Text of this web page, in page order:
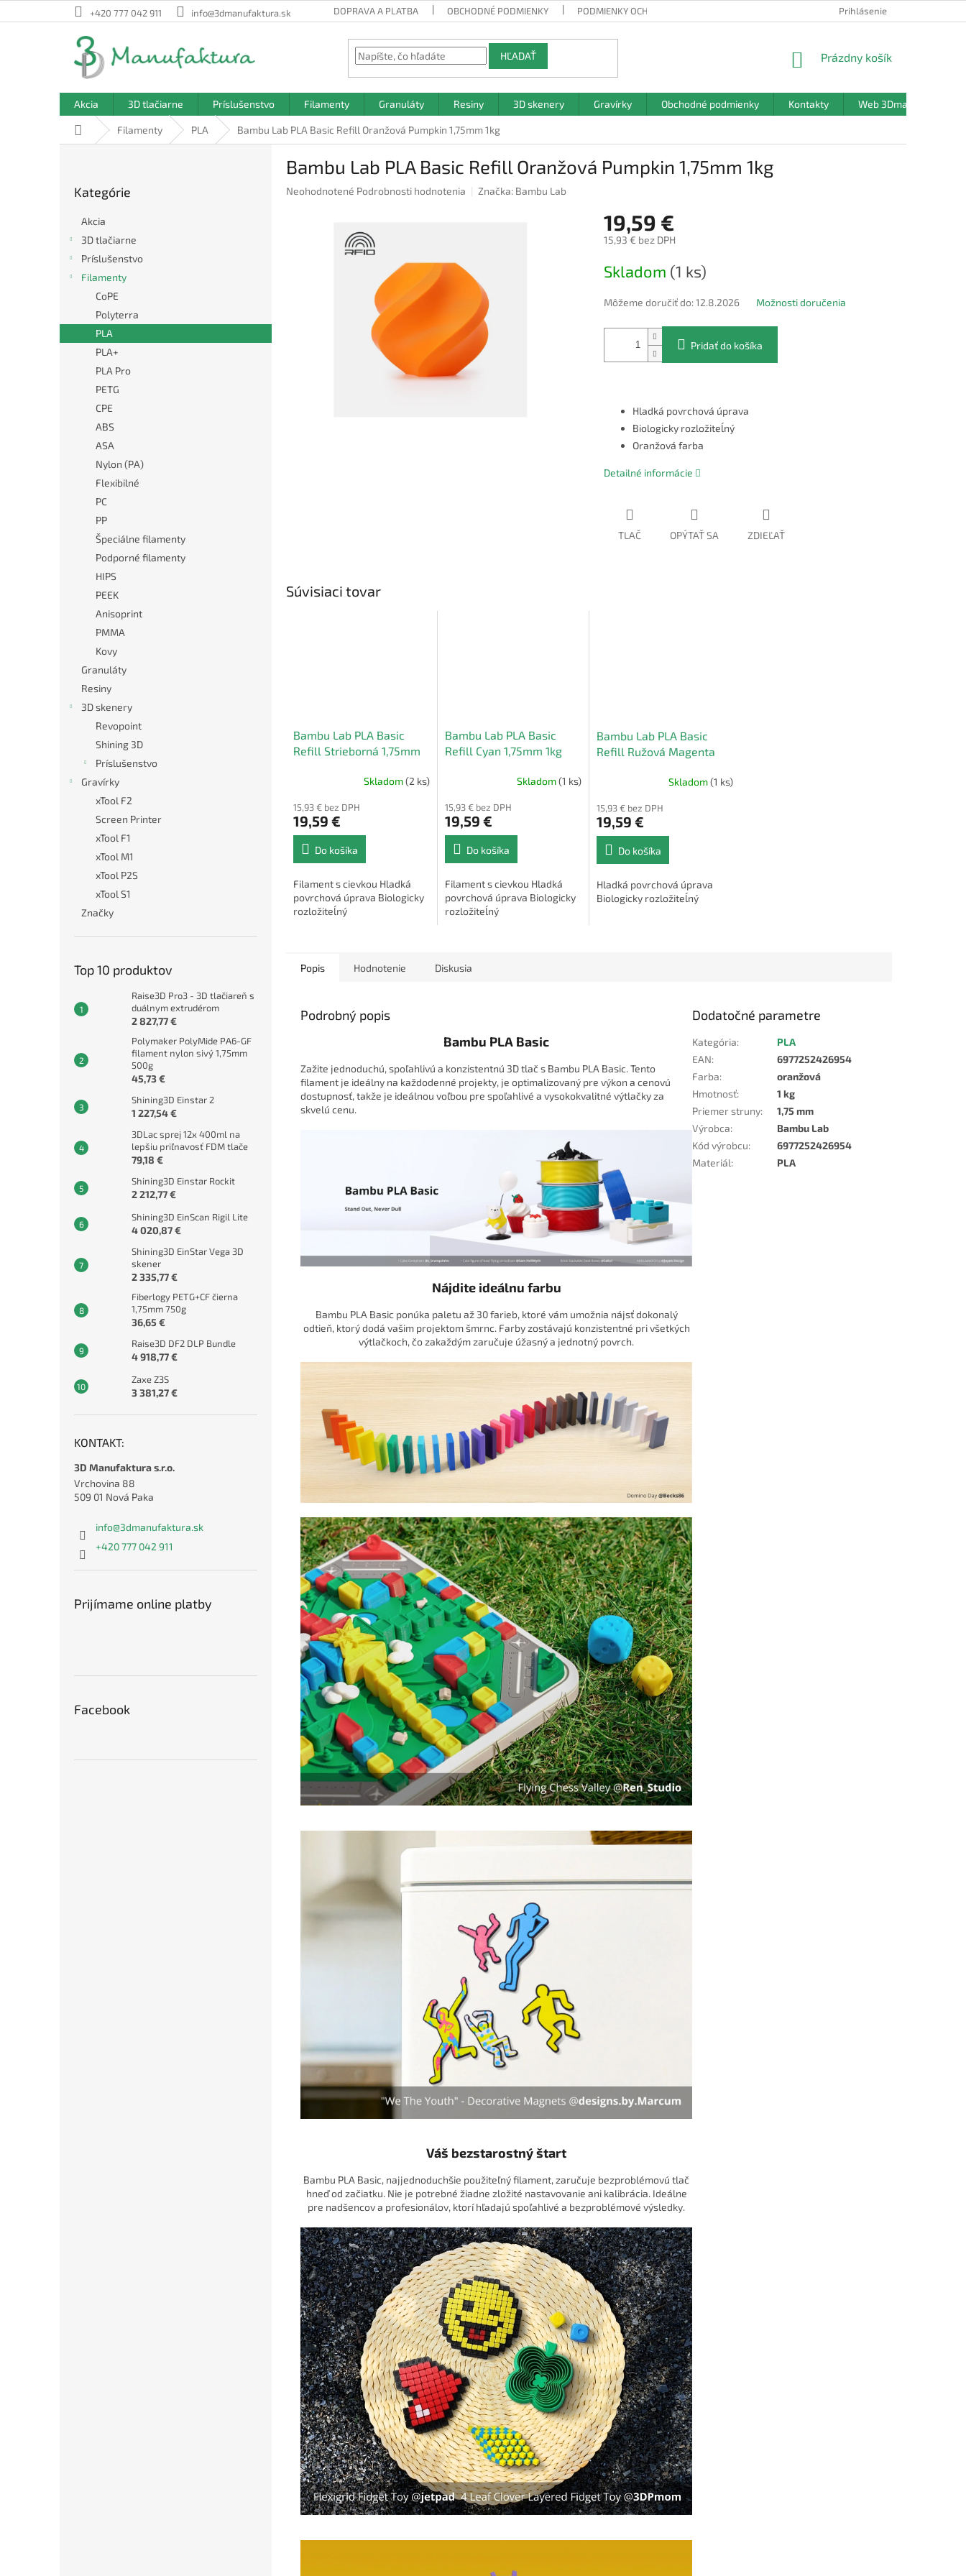
na
+420 777 042 911 info@3dmanufaktura.sk DOPRAVA A PLATBA OBCHODNÉ PODMIENKY PODMIENKY OCHRANY OSOBNÝCH ÚDAJOV Prihlásenie
HĽADAŤ
NÁKUPNÝ
Prázdny košík
Akcia 3D tlačiarne Príslušenstvo Filamenty Granuláty Resiny 3D skenery Gravírky Obchodné podmienky Kontakty Web 3Dmanufaktura.sk
DomovFilamenty PLA Bambu Lab PLA Basic Refill Oranžová Pumpkin 1,75mm 1kg
kategórie
Kategórie
Akcia
3D tlačiarne
Príslušenstvo
Filamenty
CoPE
Polyterra
PLA
PLA+
PLA Pro
PETG
CPE
ABS
ASA
Nylon (PA)
Flexibilné
PC
PP
Špeciálne filamenty
Podporné filamenty
HIPS
PEEK
Anisoprint
PMMA
Kovy
Granuláty
Resiny
3D skenery
Revopoint
Shining 3D
Príslušenstvo
Gravírky
xTool F2
Screen Printer
xTool F1
xTool M1
xTool P2S
xTool S1
Značky
Top 10 produktov
Raise3D Pro3 - 3D tlačiareň s
duálnym extrudérom
2 827,77 €
Polymaker PolyMide PA6-GF
filament nylon sivý 1,75mm
500g
45,73 €
Shining3D Einstar 2
1 227,54 €
3DLac sprej 12x 400ml na
lepšiu priľnavosť FDM tlače
79,18 €
Shining3D Einstar Rockit
2 212,77 €
Shining3D EinScan Rigil Lite
4 020,87 €
Shining3D EinStar Vega 3D
skener
2 335,77 €
Fiberlogy PETG+CF čierna
1,75mm 750g
36,65 €
Raise3D DF2 DLP Bundle
4 918,77 €
Zaxe Z3S
3 381,27 €
KONTAKT:
3D Manufaktura s.r.o.
Vrchovina 88
509 01 Nová Paka
info@3dmanufaktura.sk
+420 777 042 911
Prijímame online platby
Facebook
Bambu Lab PLA Basic Refill Oranžová Pumpkin 1,75mm 1kg
Priemerné
Neohodnotené Podrobnosti hodnotenia Značka: Bambu Lab
19,59 €
15,93 € bez DPH
cena:
Skladom (1 ks)
Môžeme doručiť do: 12.8.2026 Možnosti doručenia
Pridať do košíka
Hladká povrchová úprava
Biologicky rozložiteĺný
Oranžová farba
Detailné informácie
TLAČ OPÝTAŤ SA ZDIEĽAŤ
Súvisiaci tovar
Bambu Lab PLA Basic
Refill Strieborná 1,75mm
Skladom(2 ks)
15,93 € bez DPH
19,59 €
Do košíka
Filament s cievkou Hladká
povrchová úprava Biologicky
rozložiteĺný
Bambu Lab PLA Basic
Refill Cyan 1,75mm 1kg
Skladom(1 ks)
15,93 € bez DPH
19,59 €
Do košíka
Filament s cievkou Hladká
povrchová úprava Biologicky
rozložiteĺný
Bambu Lab PLA Basic
Refill Ružová Magenta
Skladom(1 ks)
15,93 € bez DPH
19,59 €
Do košíka
Hladká povrchová úprava
Biologicky rozložiteĺný
Popis Hodnotenie Diskusia
Podrobný popis
Bambu PLA Basic
Zažite jednoduchú, spoľahlivú a konzistentnú 3D tlač s Bambu PLA Basic. Tento
filament je ideálny na každodenné projekty, je optimalizovaný pre výkon a cenovú
dostupnosť, takže je ideálnou voľbou pre spoľahlivé a vysokokvalitné výtlačky za
skvelú cenu.
Nájdite ideálnu farbu
Bambu PLA Basic ponúka paletu až 30 farieb, ktoré vám umožnia nájsť dokonalý
odtieň, ktorý dodá vašim projektom šmrnc. Farby zostávajú konzistentné pri všetkých
výtlačkoch, čo zakaždým zaručuje úžasný a jednotný povrch.
Váš bezstarostný štart
Bambu PLA Basic, najjednoduchšie použiteľný filament, zaručuje bezproblémovú tlač
hneď od začiatku. Nie je potrebné žiadne zložité nastavovanie ani kalibrácia. Ideálne
pre nadšencov a profesionálov, ktorí hľadajú spoľahlivé a bezproblémové výsledky.
Dodatočné parametre
Kategória:
PLA
EAN:
6977252426954
Farba:
oranžová
Hmotnosť:
1 kg
Priemer struny:
1,75 mm
Výrobca:
Bambu Lab
Kód výrobcu:
6977252426954
Materiál: PLA